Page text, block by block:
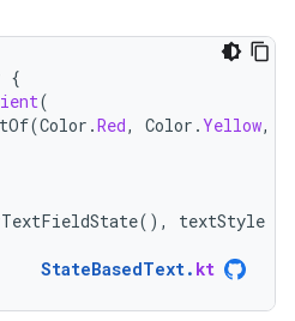
{
(
(Color .Red, Color . Yellow,
(), textStyle
StateBasedText. kt